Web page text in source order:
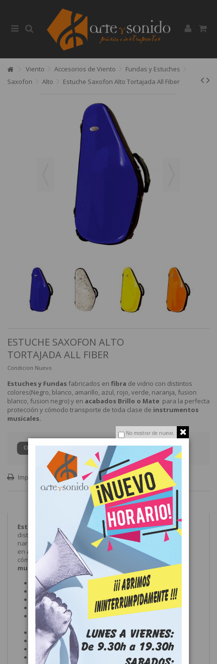
No mostrar de nuevo.
Viento Accesorios de Viento
Fundas y Estuches
Saxofon
Alto Estuche Saxofon Alto Tortajada All Fiber
ESTUCHE SAXOFON ALTO
TORTAJADA ALL FIBER
Condicion Nuevo
Estuches y Fundas fabricados en fibra de vidrio con distintos
colores(Negro, blanco, amarillo, azul, rojo, verde, naranja, fusion
blanco, fusion negro) y en acabados Brillo o Mate para la perfecta
protección y cómodo transporte de toda clase de instrumentos
musicales.
CONSULTAR PRECIO
Imprimir
Estuches y Fundas fabricados enfibrade vidrio con
distintos colores(Negro, blanco, amarillo, azul, rojo, verde,
naranja, fusion blanco, fusion negro) y
en acabados Brillo o Mate
para la perfecta protección y
cómodo transporte de toda clase de
instrumentos
musicales.
Acolchado:
Espuma en las partes más delicadas
Asas:Asas ergonómicas de plástico
Cierre de seguridad:Con combinación numérica
Cremallera:YKK
Enganche:De alta seguridad con mosquetón
antiapertura
Interior:Rizo Foamizado
Material exterior: Fibra y cordura de alta calidad
Material interior:Poliestireno alta densidad (25g)
Transporte tipo mochila